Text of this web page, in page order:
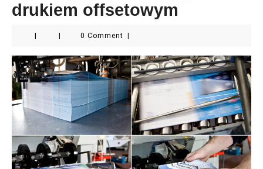
drukiem offsetowym
0 Comment